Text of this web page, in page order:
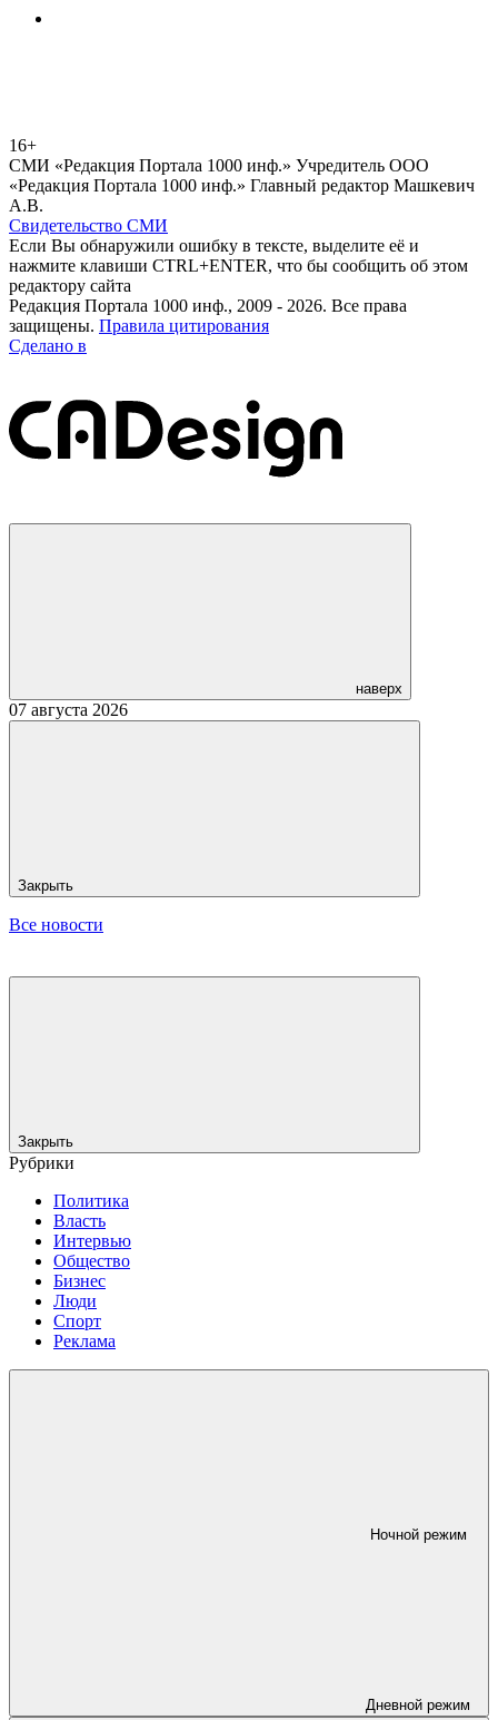
16+
СМИ «Редакция Портала 1000 инф.» Учредитель ООО
«Редакция Портала 1000 инф.» Главный редактор Машкевич
А.В.
Свидетельство СМИ
Если Вы обнаружили ошибку в тексте, выделите её и
нажмите клавиши CTRL+ENTER, что бы сообщить об этом
редактору сайта
Редакция Портала 1000 инф., 2009 - 2026. Все права
защищены. Правила цитирования
Сделано в
наверх
07 августа 2026
Закрыть
Все новости
Закрыть
Рубрики
Политика
Власть
Интервью
Общество
Бизнес
Люди
Спорт
Реклама
Ночной режим
Дневной режим